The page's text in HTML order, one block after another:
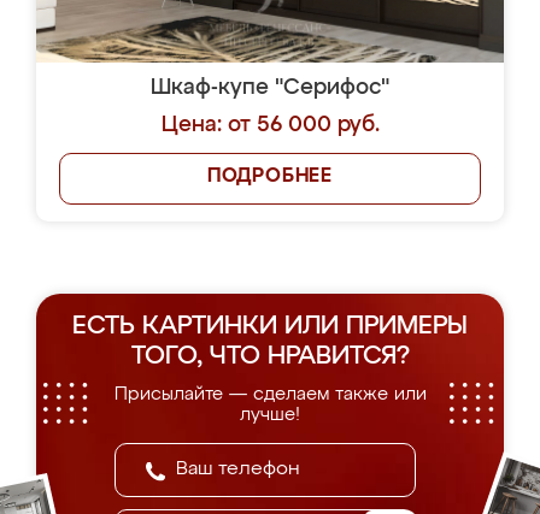
Шкаф-купе "Серифос"
Цена: от 56 000 руб.
ПОДРОБНЕЕ
ЕСТЬ КАРТИНКИ ИЛИ ПРИМЕРЫ
ТОГО, ЧТО НРАВИТСЯ?
Присылайте — сделаем также или
лучше!